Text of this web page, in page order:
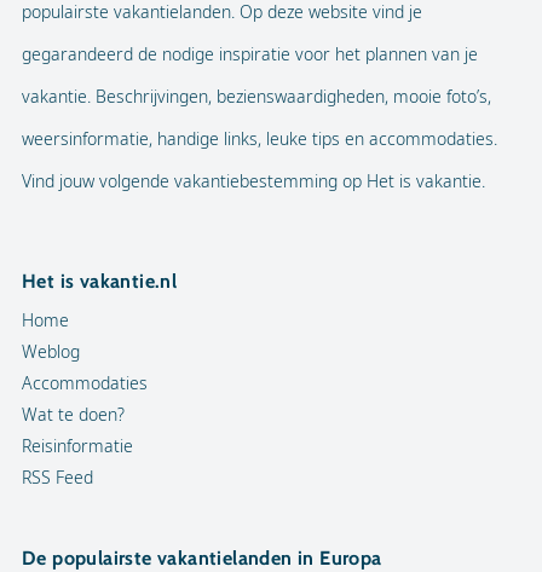
populairste vakantielanden. Op deze website vind je
gegarandeerd de nodige inspiratie voor het plannen van je
vakantie. Beschrijvingen, bezienswaardigheden, mooie foto’s,
weersinformatie, handige links, leuke tips en accommodaties.
Vind jouw volgende vakantiebestemming op Het is vakantie.
Het is vakantie.nl
Home
Weblog
Accommodaties
Wat te doen?
Reisinformatie
RSS Feed
De populairste vakantielanden in Europa